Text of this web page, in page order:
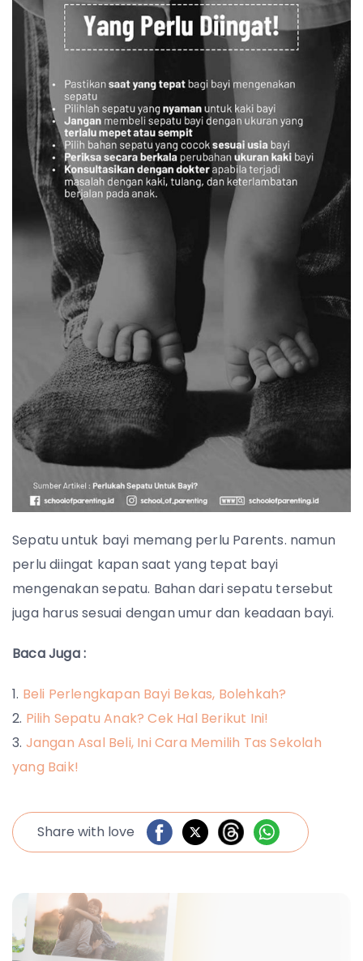
Sepatu untuk bayi memang perlu Parents. namun
perlu diingat kapan saat yang tepat bayi
mengenakan sepatu. Bahan dari sepatu tersebut
juga harus sesuai dengan umur dan keadaan bayi.
Baca Juga :
Beli Perlengkapan Bayi Bekas, Bolehkah?
Pilih Sepatu Anak? Cek Hal Berikut Ini!
Jangan Asal Beli, Ini Cara Memilih Tas Sekolah
yang Baik!
Share with love